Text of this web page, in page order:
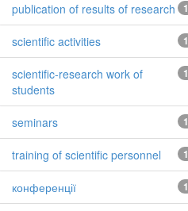
1
publication of results of research
1
scientific activities
1
scientific-research work of
students
1
seminars
1
training of scientific personnel
1
конференції